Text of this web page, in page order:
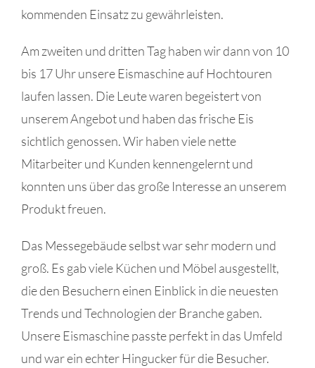
kommenden Einsatz zu gewährleisten.
Am zweiten und dritten Tag haben wir dann von 10
bis 17 Uhr unsere Eismaschine auf Hochtouren
laufen lassen. Die Leute waren begeistert von
unserem Angebot und haben das frische Eis
sichtlich genossen. Wir haben viele nette
Mitarbeiter und Kunden kennengelernt und
konnten uns über das große Interesse an unserem
Produkt freuen.
Das Messegebäude selbst war sehr modern und
groß. Es gab viele Küchen und Möbel ausgestellt,
die den Besuchern einen Einblick in die neuesten
Trends und Technologien der Branche gaben.
Unsere Eismaschine passte perfekt in das Umfeld
und war ein echter Hingucker für die Besucher.